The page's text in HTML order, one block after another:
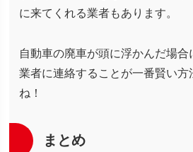
に来てくれる業者もあります。
自動車の廃車が頭に浮かんだ場合
業者に連絡することが一番賢い方
ね！
まとめ